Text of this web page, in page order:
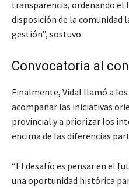
transparencia, ordenando el
disposición de la comunidad
gestión”, sostuvo.
Convocatoria al
Finalmente, Vidal llamó a
acompañar las iniciativas
provincial y a priorizar los
encima de las diferencias
“El desafío es pensar en el
una oportunidad histórica